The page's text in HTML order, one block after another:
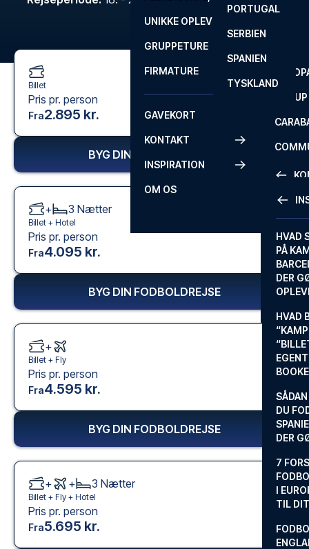
FA CUP
ROM
SEVILLA
PORTUGAL
SERBIEN
SPANIEN
TYSKLAND
UNIKKE OPLEVELSER
GRUPPETURE
FIRMATURE
GAVEKORT
KONTAKT
FAQ
INSPIRATION
HVAD
PÅ
DER
HVAD
DU
DER
7
I
TIL
OM OS
Billet
Pris pr. person
Fra2.895 kr.
BYG DIN FODBOLDREJSE
+ 3 Nætter
Billet + Hotel
Pris pr. person
Fra4.095 kr.
BYG DIN FODBOLDREJSE
+
Billet + Fly
Pris pr. person
Fra4.595 kr.
BYG DIN FODBOLDREJSE
+ + 3 Nætter
Billet + Fly + Hotel
Pris pr. person
Fra5.695 kr.